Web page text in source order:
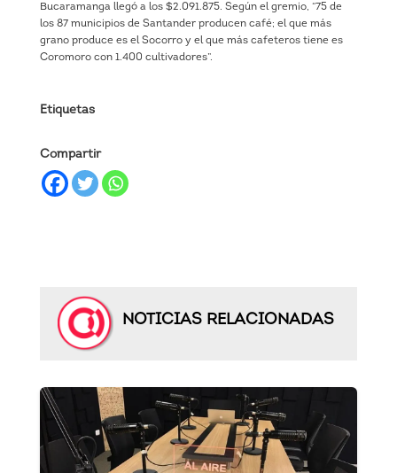
Bucaramanga llegó a los $2.091.875. Según el gremio, “75 de
los 87 municipios de Santander producen café; el que más
grano produce es el Socorro y el que más cafeteros tiene es
Coromoro con 1.400 cultivadores”.
Etiquetas
Compartir
NOTICIAS RELACIONADAS